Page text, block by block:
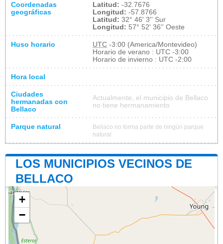
Coordenadas
geográficas
Latitud: -32.7676
Longitud: -57.8766
Latitud: 32° 46' 3'' Sur
Longitud: 57° 52' 36'' Oeste
Huso horario UTC -3:00 (America/Montevideo)
Horario de verano : UTC -3:00
Horario de invierno : UTC -2:00
Hora local
Ciudades
hermanadas con
Bellaco
Actualmente, el municipio de Bellaco
no tiene hermanamiento
Parque natural
Bellaco no forma parte de ningún parque
natural
LOS MUNICIPIOS VECINOS DE
BELLACO
+
−